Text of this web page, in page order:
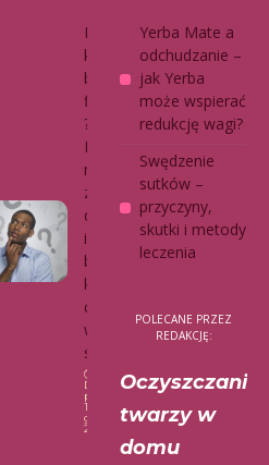
Dzbane
k czy
butelka
filtrująca
?
Połącz
my
zalety
dzbanka
i butelki,
by nie
kupowa
ć wody
w
sklepie.
Data
publikacji:
17
grudnia,
2025
Dom
Yerba Mate a
odchudzanie –
jak Yerba
może wspierać
redukcję wagi?
Swędzenie
sutków –
przyczyny,
skutki i metody
leczenia
POLECANE PRZEZ
REDAKCJĘ:
Oczyszczanie
twarzy w
domu